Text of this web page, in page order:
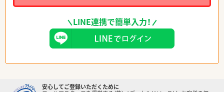
LINE連携で簡単入力！
安心してご登録いただくために